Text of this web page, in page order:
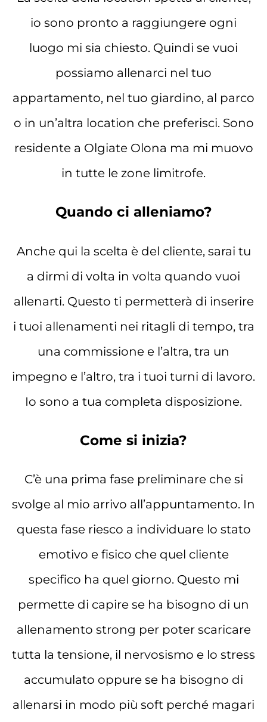
io sono pronto a raggiungere ogni
luogo mi sia chiesto. Quindi se vuoi
possiamo allenarci nel tuo
appartamento, nel tuo giardino, al parco
o in un’altra location che preferisci. Sono
residente a Olgiate Olona ma mi muovo
in tutte le zone limitrofe.
Quando ci alleniamo?
Anche qui la scelta è del cliente, sarai tu
a dirmi di volta in volta quando vuoi
allenarti. Questo ti permetterà di inserire
i tuoi allenamenti nei ritagli di tempo, tra
una commissione e l’altra, tra un
impegno e l’altro, tra i tuoi turni di lavoro.
Io sono a tua completa disposizione.
Come si inizia?
C’è una prima fase preliminare che si
svolge al mio arrivo all’appuntamento. In
questa fase riesco a individuare lo stato
emotivo e fisico che quel cliente
specifico ha quel giorno. Questo mi
permette di capire se ha bisogno di un
allenamento strong per poter scaricare
tutta la tensione, il nervosismo e lo stress
accumulato oppure se ha bisogno di
allenarsi in modo più soft perché magari